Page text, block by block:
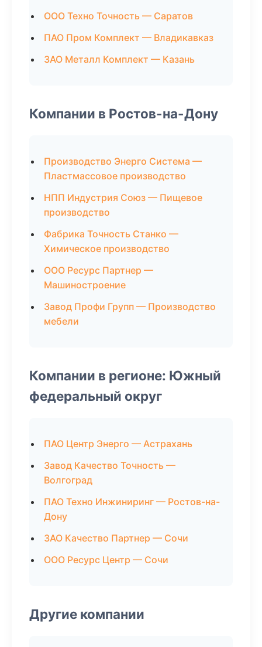
ООО Техно Точность — Саратов
ПАО Пром Комплект — Владикавказ
ЗАО Металл Комплект — Казань
Компании в Ростов-на-Дону
Производство Энерго Система —
Пластмассовое производство
НПП Индустрия Союз — Пищевое
производство
Фабрика Точность Станко —
Химическое производство
ООО Ресурс Партнер —
Машиностроение
Завод Профи Групп — Производство
мебели
Компании в регионе: Южный
федеральный округ
ПАО Центр Энерго — Астрахань
Завод Качество Точность —
Волгоград
ПАО Техно Инжиниринг — Ростов-на-
Дону
ЗАО Качество Партнер — Сочи
ООО Ресурс Центр — Сочи
Другие компании